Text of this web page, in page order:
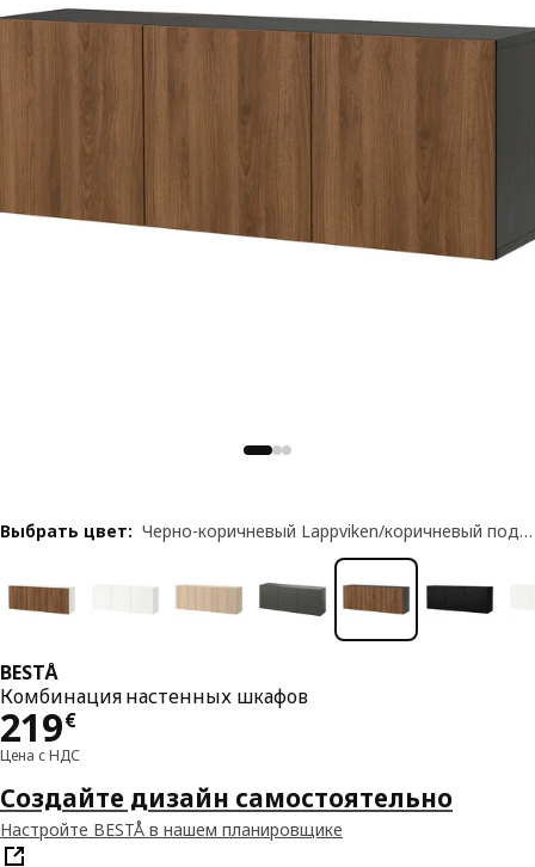
BESTÅ
Комбинация настенных шкафов
219€
Цена 219€
Цена с НДС
Выбрать цвет: Черно-коричневый Lappviken/коричневый под грецкий орех
Создайте дизайн самостоятельно
Настройте BESTÅ в нашем планировщике